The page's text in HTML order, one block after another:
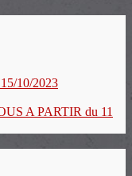
10/2023
A PARTIR du 11